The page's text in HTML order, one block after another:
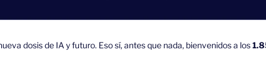
dosis de IA y futuro. Eso sí, antes que nada, bienvenidos a los